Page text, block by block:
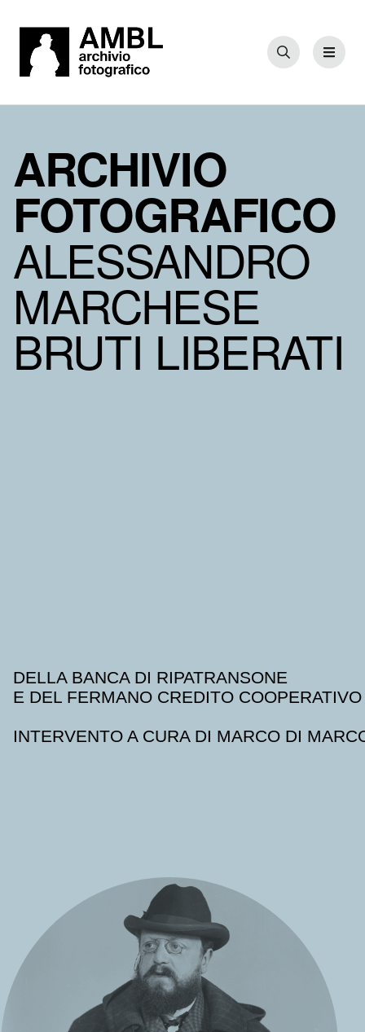
Cerca Menu
ARCHIVIO
FOTOGRAFICO
ALESSANDRO
MARCHESE
BRUTI LIBERATI
DELLA BANCA DI RIPATRANSONE
E DEL FERMANO CREDITO
INTERVENTO A CURA DI MARCO DI